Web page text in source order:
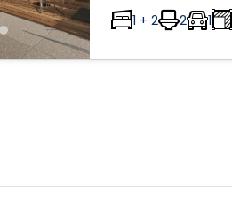
1 + 2 2 1